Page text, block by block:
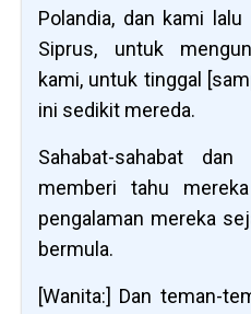
Polandia, dan kami
Siprus, untuk
kami, untuk tinggal
ini sedikit mereda.
Sahabat-sahabat
memberi tahu
pengalaman mereka
bermula.
[Wanita:] Dan teman-